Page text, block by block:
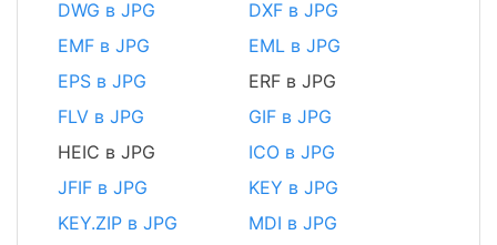
DWG в JPG
DXF в JPG
EMF в JPG
EML в JPG
EPS в JPG
ERF в JPG
FLV в JPG
GIF в JPG
HEIC в JPG
ICO в JPG
JFIF в JPG
KEY в JPG
KEY.ZIP в JPG
MDI в JPG